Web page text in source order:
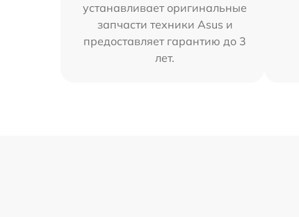
устанавливает оригинальные
запчасти техники Asus и
предоставляет гарантию до 3
лет.